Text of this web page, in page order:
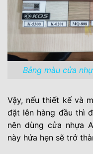
Bảng màu cửa
Vậy, nếu thiết kế và
đặt lên hàng đầu thì
nên dùng cửa nhựa
này hứa hẹn sẽ trở